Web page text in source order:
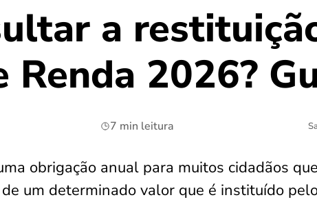
a
Renda 2026?
7 min leitura
obrigação anual para muitos cidadãos que
um determinado valor que é instituído